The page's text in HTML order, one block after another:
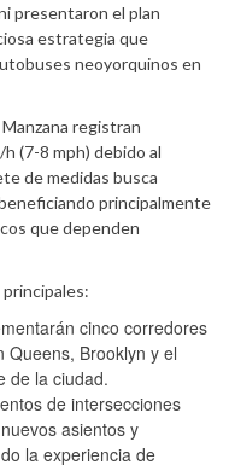
presentaron el plan
estrategia que
neoyorquinos en
registran
(7-8 mph) debido al
de medidas busca
principalmente
que dependen
cinco corredores
Queens, Brooklyn y el
de la ciudad.
de intersecciones
asientos y
la experiencia de